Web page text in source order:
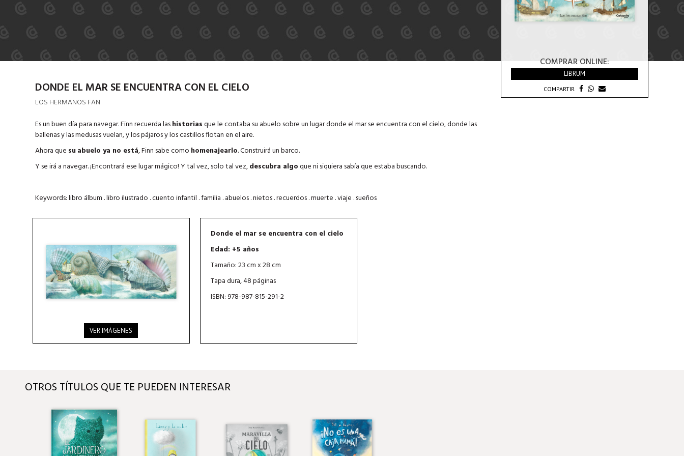
COMPRAR ONLINE:
LIBRUM
COMPARTIR
DONDE EL MAR SE ENCUENTRA CON EL CIELO
LOS HERMANOS FAN
Es un buen día para navegar. Finn recuerda lashistoriasque le contaba su abuelo sobre un lugar donde el mar se encuentra con el cielo, donde las
ballenas y las medusas vuelan, y los pájaros y los castillos flotan en el aire.
Ahora que suabuelo ya no está, Finn sabe como homenajearlo. Construirá un barco.
Y se irá a navegar. ¡Encontrará ese lugar mágico! Y tal vez, solo tal vez,descubra algoque ni siquiera sabía que estaba buscando.
Keywords: libro álbum . libro ilustrado . cuento infantil . familia . abuelos . nietos . recuerdos . muerte . viaje . sueños
VER IMÁGENES
Donde el mar se encuentra con el cielo
Edad: +5 años
Tamaño: 23 cm x 28 cm
Tapa dura, 48 páginas
ISBN: 978-987-815-291-2
OTROS TÍTULOS QUE TE PUEDEN INTERESAR